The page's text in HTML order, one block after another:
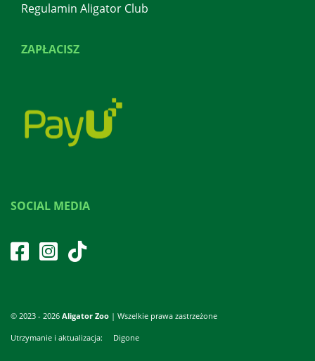
Regulamin Aligator Club
ZAPŁACISZ
SOCIAL MEDIA
© 2023 - 2026 Aligator Zoo | Wszelkie prawa zastrzeżone
Utrzymanie i aktualizacja: Digone